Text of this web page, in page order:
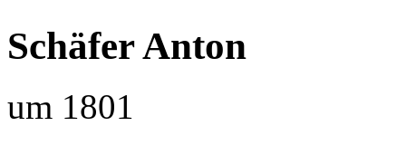
Schäfer Anton
um 1801